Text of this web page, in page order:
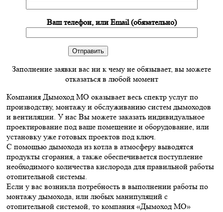
Ваш телефон, или Email (обязательно)
Заполнение заявки вас ни к чему не обязывает, вы можете
отказаться в любой момент
Компания Дымоход МО оказывает весь спектр услуг по
производству, монтажу и обслуживанию систем дымоходов
и вентиляции. У нас Вы можете заказать индивидуальное
проектирование под ваше помещение и оборудование, или
установку уже готовых проектов под ключ.
С помощью дымохода из котла в атмосферу выводятся
продукты сгорания, а также обеспечивается поступление
необходимого количества кислорода для правильной работы
отопительной системы.
Если у вас возникла потребность в выполнении работы по
монтажу дымохода, или любых манипуляций с
отопительной системой, то компания «Дымоход МО»